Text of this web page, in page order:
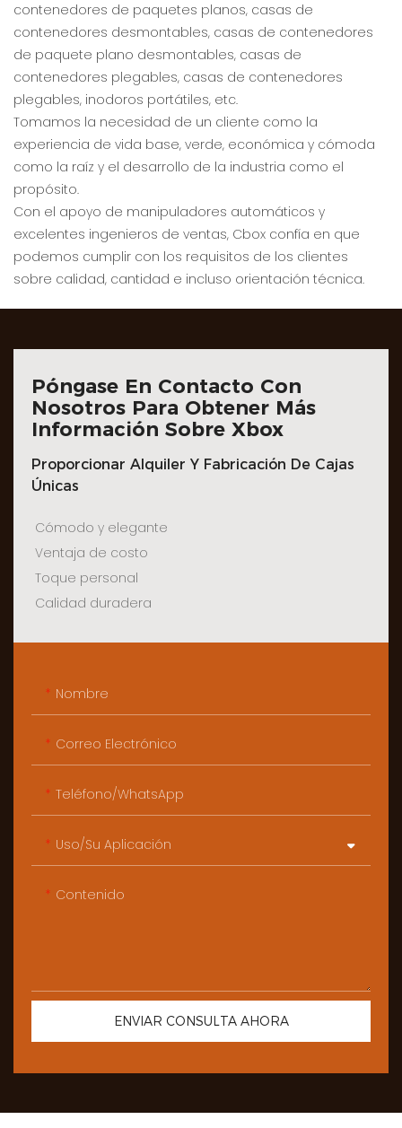
contenedores de paquetes planos, casas de
contenedores desmontables, casas de contenedores
de paquete plano desmontables, casas de
contenedores plegables, casas de contenedores
plegables, inodoros portátiles, etc.
Tomamos la necesidad de un cliente como la
experiencia de vida base, verde, económica y cómoda
como la raíz y el desarrollo de la industria como el
propósito.
Con el apoyo de manipuladores automáticos y
excelentes ingenieros de ventas, Cbox confía en que
podemos cumplir con los requisitos de los clientes
sobre calidad, cantidad e incluso orientación técnica.
Póngase En Contacto Con
Nosotros Para Obtener Más
Información Sobre Xbox
Proporcionar Alquiler Y Fabricación De Cajas
Únicas
Cómodo y elegante
Ventaja de costo
Toque personal
Calidad duradera
Nombre
Correo Electrónico
Teléfono/WhatsApp
Uso/Su Aplicación
Contenido
ENVIAR CONSULTA AHORA